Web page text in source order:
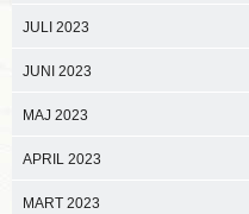
JULI 2023
JUNI 2023
MAJ 2023
APRIL 2023
MART 2023